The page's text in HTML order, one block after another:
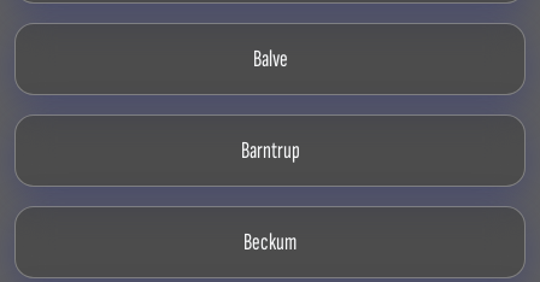
Balve
Barntrup
Beckum